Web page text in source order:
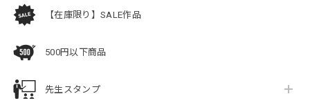
【在庫限り】SALE作品
500円以下商品
先生スタンプ